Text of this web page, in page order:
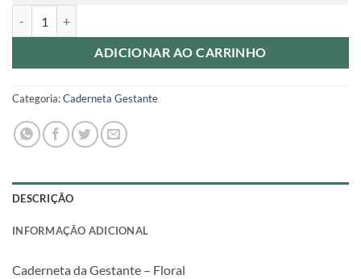
ADICIONAR AO CARRINHO
Categoria:Caderneta Gestante
DESCRIÇÃO
INFORMAÇÃO ADICIONAL
Caderneta da Gestante – Floral